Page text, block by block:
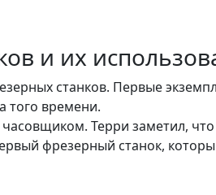
и их
станков. Первые
того времени.
Терри заметил,
фрезерный станок,